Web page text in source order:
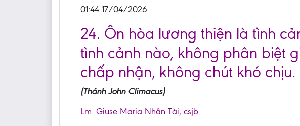
01:44 17/04/2026
24. Ôn hòa lương thiện là tình
tình cảnh nào, không phân biệt
chấp nhận, không chút khó chịu.
(Thánh John Climacus)
Lm. Giuse Maria Nhân Tài, csjb.